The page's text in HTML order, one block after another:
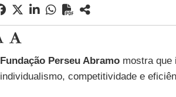
Fundação Perseu Abramomostra que
individualismo, competitividade e